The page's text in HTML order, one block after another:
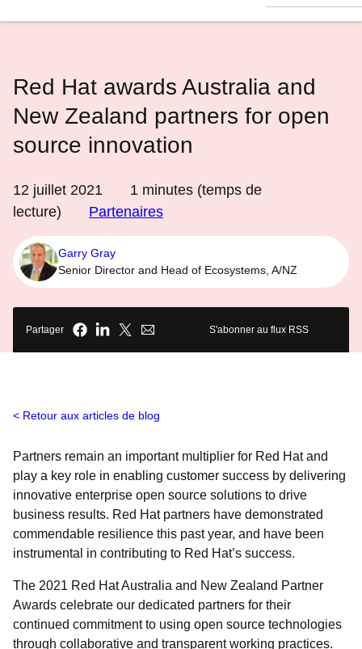
Red Hat awards Australia and
New Zealand partners for open
source innovation
12 juillet 2021 1 minutes (temps de
lecture)
Partenaires
Garry Gray
Senior Director and Head of Ecosystems, A/NZ
Partager S'abonner au flux RSS
Retour aux articles de blog
Partners remain an important multiplier for Red Hat and
play a key role in enabling customer success by delivering
innovative enterprise open source solutions to drive
business results. Red Hat partners have demonstrated
commendable resilience this past year, and have been
instrumental in contributing to Red Hat’s success.
The 2021 Red Hat Australia and New Zealand Partner
Awards celebrate our dedicated partners for their
continued commitment to using open source technologies
through collaborative and transparent working practices.